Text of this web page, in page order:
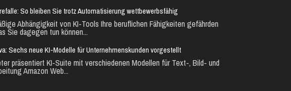
So bleiben Sie trotz Automatisierung wettbewerbsfähig
Abhängigkeit von KI-Tools Ihre beruflichen Fähigkeiten gefährden
Sie dagegen tun können...
Sechs neue KI-Modelle für Unternehmenskunden vorgestellt
präsentiert KI-Suite mit verschiedenen Modellen für Text-, Bild- und
Amazon Web...